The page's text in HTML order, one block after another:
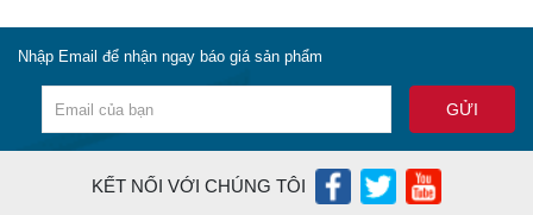
Nhập Email để nhận ngay báo giá sản phẩm
KẾT NỐI VỚI CHÚNG TÔI